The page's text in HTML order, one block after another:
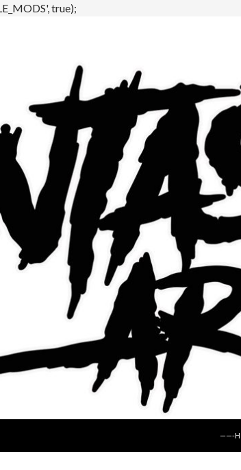
true);
——-